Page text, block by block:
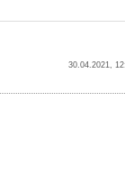
30.04.2021,